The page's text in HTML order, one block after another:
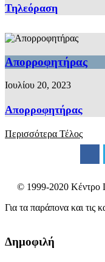
Τηλεόραση
Απορροφητήρας
Ιουλίου 20, 2023
Απορροφητήρας
Περισσότερα Τέλος
© 1999-2020
Για τα παράπονα και
Δημοφιλή